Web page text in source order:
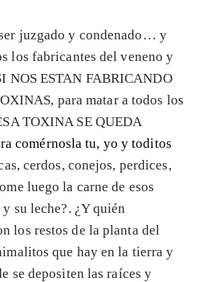
juzgado y condenado… y
los fabricantes del veneno y
NOS ESTAN FABRICANDO
para matar a todos los
TOXINA SE QUEDA
comérnosla tu, yo y toditos
cerdos, conejos, perdices,
luego la carne de esos
su leche?. ¿Y quién
los restos de la planta del
que hay en la tierra y
se depositen las raíces y